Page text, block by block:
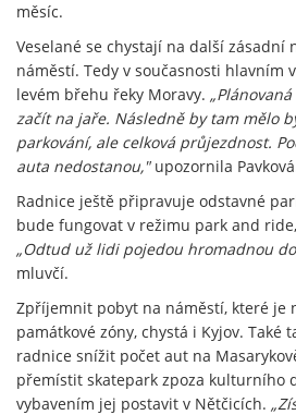
měsíc.
Veselané se chystají na další zásadní
náměstí. Tedy v současnosti hlavním
levém břehu řeky Moravy.
začít na jaře. Následně by tam mělo
parkování, ale celková průjezdnost.
auta nedostanou,"upozornila
Radnice ještě připravuje odstavné
bude fungovat v režimu park and
„Odtud už lidi pojedou hromadnou
mluvčí.
Zpříjemnit pobyt na náměstí, které je
památkové zóny, chystá i Kyjov. Také
radnice snížit počet aut na
přemístit skatepark zpoza kulturního
vybavením jej postavit v Nětčicích.